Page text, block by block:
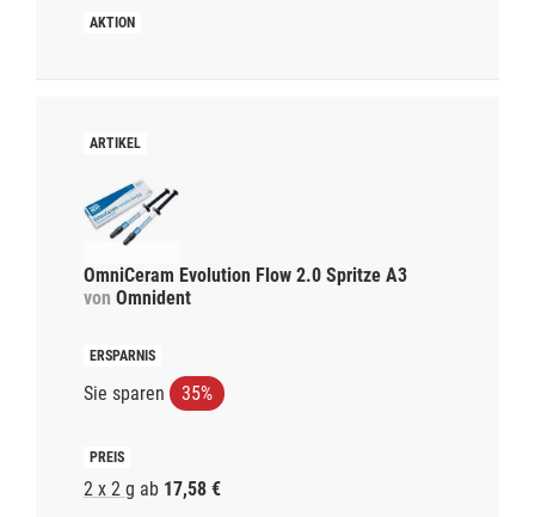
OmniCeram Evolution Flow 2.0 Spritze A3
von Omnident
Sie sparen 35%
2 x 2 g ab 17,58 €